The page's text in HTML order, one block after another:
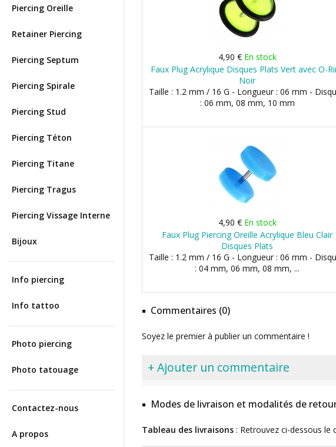
Piercing Oreille
Retainer Piercing
Piercing Septum
Piercing Spirale
Piercing Stud
Piercing Téton
Piercing Titane
Piercing Tragus
Piercing Vissage Interne
Bijoux
Info piercing
Info tattoo
Photo piercing
Photo tatouage
Contactez-nous
A propos
4,90 € En stock
Faux Plug Acrylique Disques Plats Vert avec O-
Noir
Taille : 1.2 mm / 16 G - Longueur : 06 mm -
: 06 mm, 08 mm, 10 mm
4,90 € En stock
Faux Plug Piercing Oreille Acrylique Bleu Clair
Disques Plats
Taille : 1.2 mm / 16 G - Longueur : 06 mm -
: 04 mm, 06 mm, 08 mm, ...
Commentaires (0)
Soyez le premier à publier un commentaire !
+ Ajouter un commentaire
Modes de livraison et modalités de
Tableau des livraisons : Retrouvez ci-dessous